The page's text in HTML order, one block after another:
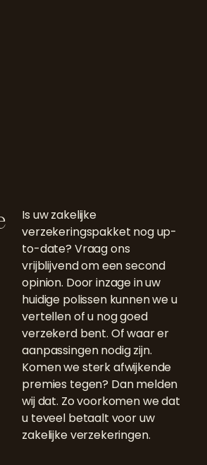
Is uw zakelijke
verzekeringspakket nog up-
to-date? Vraag ons
vrijblijvend om een second
opinion. Door inzage in uw
huidige polissen kunnen we u
vertellen of u nog goed
verzekerd bent. Of waar er
aanpassingen nodig zijn.
Komen we sterk afwijkende
premies tegen? Dan melden
wij dat. Zo voorkomen we dat
u teveel betaalt voor uw
zakelijke verzekeringen.